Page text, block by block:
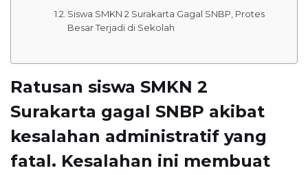
Siswa SMKN 2 Surakarta Gagal SNBP, Protes
Besar Terjadi di Sekolah
Ratusan siswa SMKN 2
Surakarta gagal SNBP akibat
kesalahan administratif yang
fatal. Kesalahan ini membuat